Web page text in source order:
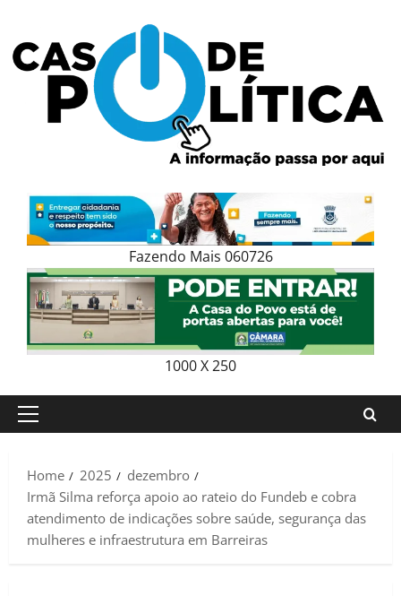
content
Fazendo Mais 060726
1000 X 250
Primary
Home
2025
dezembro
Irmã Silma reforça apoio ao rateio do Fundeb e cobra
atendimento de indicações sobre saúde, segurança das
mulheres e infraestrutura em Barreiras